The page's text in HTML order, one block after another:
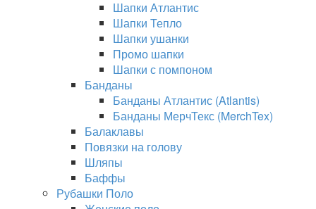
Шапки Атлантис
Шапки Тепло
Шапки ушанки
Промо шапки
Шапки с помпоном
Банданы
Банданы Атлантис (Atlantis)
Банданы МерчТекс (MerchTex)
Балаклавы
Повязки на голову
Шляпы
Баффы
Рубашки Поло